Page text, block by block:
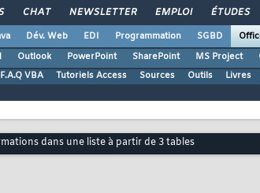
CHAT NEWSLETTER EMPLOI ÉTUDES
Dév. Web EDI Programmation SGBD
Outlook PowerPoint SharePoint MS Project
F.A.Q VBA Tutoriels Access Sources Outils Livres
dans une liste à partir de 3 tables